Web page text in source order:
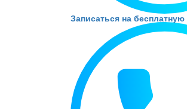
Записаться на